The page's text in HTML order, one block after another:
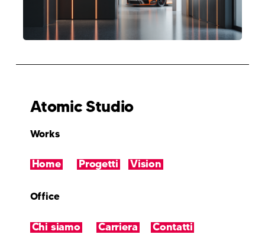
Atomic Studio
Works
Home Progetti Vision
Office
Chi siamo Carriera Contatti